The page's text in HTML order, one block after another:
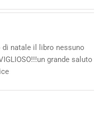
natale il libro nessuno
grande saluto